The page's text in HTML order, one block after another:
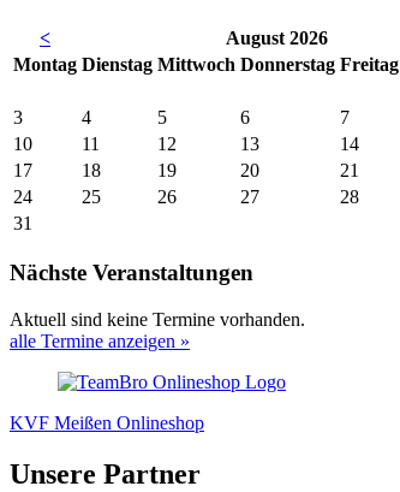
<
August 2026
Montag Dienstag Mittwoch Donnerstag Freitag
3
4 5 6 7
10
11 12 13 14
17
18 19 20 21
24
25 26 27 28
31
Nächste Veranstaltungen
Aktuell sind keine Termine vorhanden.
alle Termine anzeigen »
KVF Meißen Onlineshop
Unsere Partner